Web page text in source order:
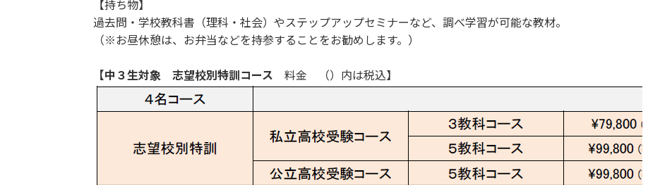
【持ち物】
過去問・学校教科書（理科・社会）やステップアップセミナーなど、調べ学習が可能な教材。
（※お昼休憩は、お弁当などを持参することをお勧めします。）
【中３生対象 志望校別特訓コース 料金 （）内は税込】